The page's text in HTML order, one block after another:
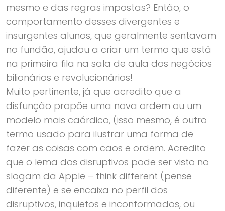
mesmo e das regras impostas? Então, o
comportamento desses divergentes e
insurgentes alunos, que geralmente sentavam
no fundão, ajudou a criar um termo que está
na primeira fila na sala de aula dos negócios
bilionários e revolucionários!
Muito pertinente, já que acredito que a
disfunção propõe uma nova ordem ou um
modelo mais caórdico, (isso mesmo, é outro
termo usado para ilustrar uma forma de
fazer as coisas com caos e ordem. Acredito
que o lema dos disruptivos pode ser visto no
slogam da Apple – think different (pense
diferente) e se encaixa no perfil dos
disruptivos, inquietos e inconformados, ou